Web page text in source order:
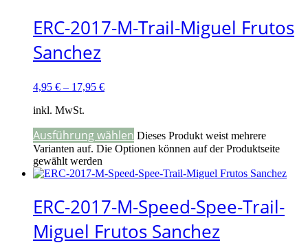
ERC-2017-M-Trail-Miguel Frutos
Sanchez
4,95 € – 17,95 €
inkl. MwSt.
Ausführung wählen Dieses Produkt weist mehrere
Varianten auf. Die Optionen können auf der Produktseite
gewählt werden
ERC-2017-M-Speed-Spee-Trail-
Miguel Frutos Sanchez